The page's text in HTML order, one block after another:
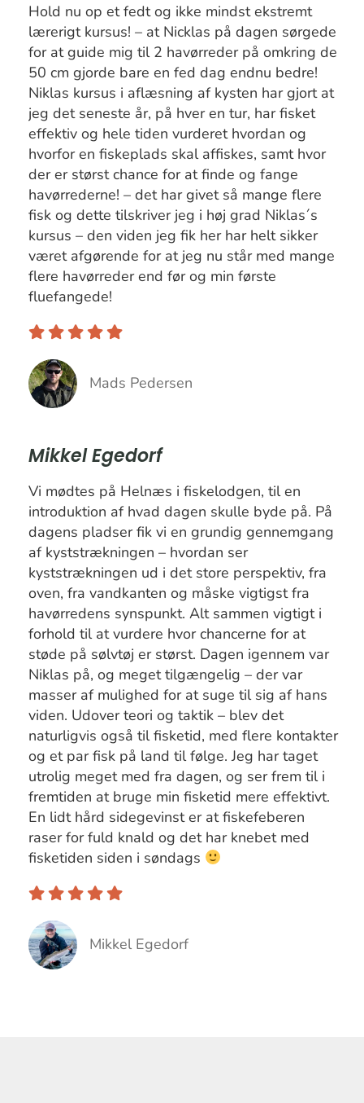
Hold nu op et fedt og ikke mindst ekstremt
lærerigt kursus! – at Nicklas på dagen sørgede
for at guide mig til 2 havørreder på omkring de
50 cm gjorde bare en fed dag endnu bedre!
Niklas kursus i aflæsning af kysten har gjort at
jeg det seneste år, på hver en tur, har fisket
effektiv og hele tiden vurderet hvordan og
hvorfor en fiskeplads skal affiskes, samt hvor
der er størst chance for at finde og fange
havørrederne! – det har givet så mange flere
fisk og dette tilskriver jeg i høj grad Niklas´s
kursus – den viden jeg fik her har helt sikker
været afgørende for at jeg nu står med mange
flere havørreder end før og min første
fluefangede!
Mads Pedersen
Mikkel Egedorf
Vi mødtes på Helnæs i fiskelodgen, til en
introduktion af hvad dagen skulle byde på. På
dagens pladser fik vi en grundig gennemgang
af kyststrækningen – hvordan ser
kyststrækningen ud i det store perspektiv, fra
oven, fra vandkanten og måske vigtigst fra
havørredens synspunkt. Alt sammen vigtigt i
forhold til at vurdere hvor chancerne for at
støde på sølvtøj er størst. Dagen igennem var
Niklas på, og meget tilgængelig – der var
masser af mulighed for at suge til sig af hans
viden. Udover teori og taktik – blev det
naturligvis også til fisketid, med flere kontakter
og et par fisk på land til følge. Jeg har taget
utrolig meget med fra dagen, og ser frem til i
fremtiden at bruge min fisketid mere effektivt.
En lidt hård sidegevinst er at fiskefeberen
raser for fuld knald og det har knebet med
fisketiden siden i søndags
Mikkel Egedorf